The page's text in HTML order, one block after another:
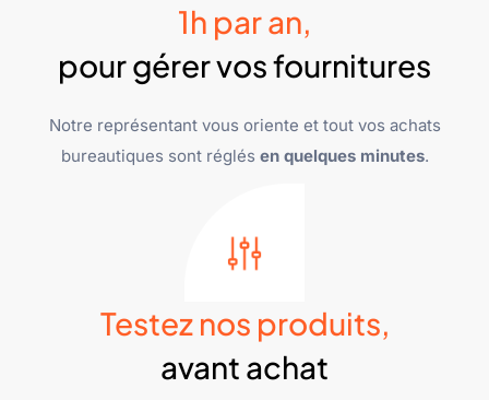
1h par an,
pour gérer vos fournitures
Notre représentant vous oriente et tout vos achats
bureautiques sont réglés en quelques minutes.
Testez nos produits,
avant achat